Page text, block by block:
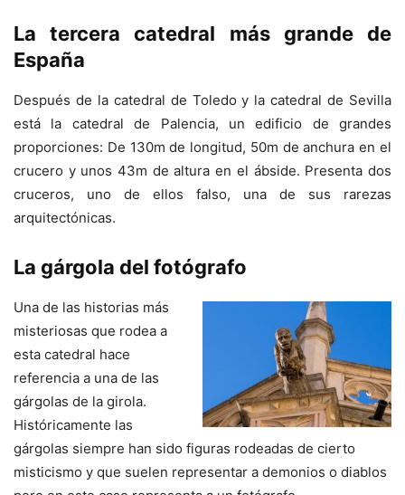
La tercera catedral más grande de
España
Después de la catedral de Toledo y la catedral de Sevilla
está la catedral de Palencia, un edificio de grandes
proporciones: De 130m de longitud, 50m de anchura en el
crucero y unos 43m de altura en el ábside. Presenta dos
cruceros, uno de ellos falso, una de sus rarezas
arquitectónicas.
La gárgola del fotógrafo
Una de las historias más
misteriosas que rodea a
esta catedral hace
referencia a una de las
gárgolas de la girola.
Históricamente las
gárgolas siempre han sido figuras rodeadas de cierto
misticismo y que suelen representar a demonios o diablos